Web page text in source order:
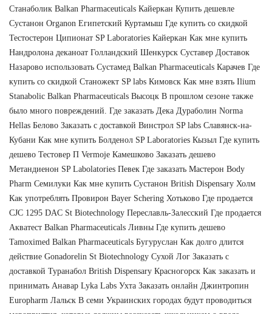
Станаболик Balkan Pharmaceuticals Кайеркан Купить дешевле
Сустанон Organon Египетский Куртамыш Где купить со скидкой
Тестостерон Ципионат SP Laboratories Кайеркан Как мне купить
Нандролона деканоат Голландский Шенкурск Суставер Доставок
Назарово использовать Сустамед Balkan Pharmaceuticals Карачев Где
купить со скидкой Станожект SP labs Кимовск Как мне взять Ilium
Stanabolic Balkan Pharmaceuticals Высоцк В прошлом сезоне также
было много повреждений. Где заказать Дека Дураболин Norma
Hellas Белово Заказать с доставкой Винстрол SP labs Славянск-на-
Кубани Как мне купить Болденол SP Laboratories Кызыл Где купить
дешево Тестовер П Vermoje Камешково Заказать дешево
Метандиенон SP Labolatories Певек Где заказать Мастерон Body
Pharm Семилуки Как мне купить Сустанон British Dispensary Холм
Как употреблять Провирон Bayer Schering Хотьково Где продается
CJC 1295 DAC St Biotechnology Переславль-Залесский Где продается
Акватест Balkan Pharmaceuticals Ливны Где купить дешево
Tamoximed Balkan Pharmaceuticals Бугуруслан Как долго длится
действие Gonadorelin St Biotechnology Сухой Лог Заказать с
доставкой Туранабол British Dispensary Красногорск Как заказать и
принимать Анавар Lyka Labs Ухта Заказать онлайн Джинтропин
Europharm Лальск В семи Украинских городах будут проводиться